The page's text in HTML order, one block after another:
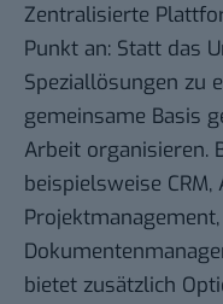
Zentralisierte
Punkt an: Statt das
Speziallösungen zu
gemeinsame Basis
Arbeit organisieren.
beispielsweise
bietet zusätzlich